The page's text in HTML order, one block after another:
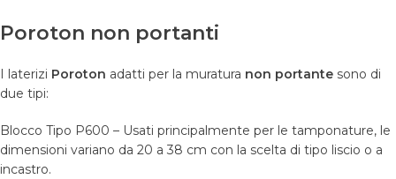
Poroton non portanti
I laterizi Poroton adatti per la muratura non portante sono di
due tipi:
Blocco Tipo P600 – Usati principalmente per le tamponature, le
dimensioni variano da 20 a 38 cm con la scelta di tipo liscio o a
incastro.